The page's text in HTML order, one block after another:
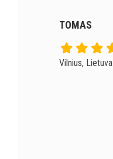
TOMAS
Vilnius, Lietuva